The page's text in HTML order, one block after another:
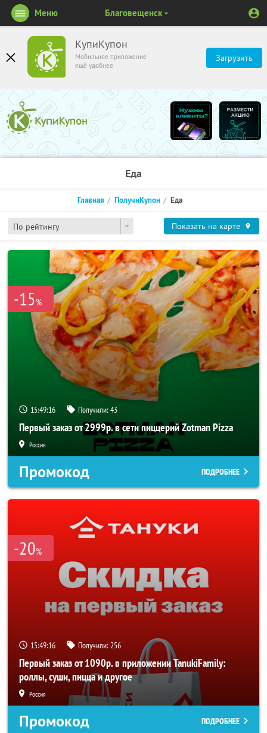
КупиКупон
Мобильное приложение
ещё удобнее
Загрузить
Меню Благовещенск
Еда
По рейтингу
Главная ПолучиКупон Еда
Показать на карте
-15%
15:49:16 Получили:43
Первый заказ от 2999р. в сети пиццерий Zotman Pizza
Россия
Промокод ПОДРОБНЕЕ
-20%
15:49:16 Получили:256
Первый заказ от 1090р. в приложении TanukiFamily:
роллы, суши, пицца и другое
Россия
Промокод ПОДРОБНЕЕ